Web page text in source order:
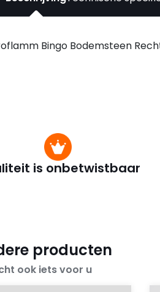
Bingo Bodemsteen
is onbetwistbaar
producten
ook iets voor u